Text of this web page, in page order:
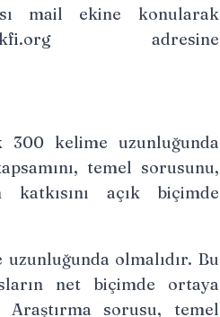
mail ekine konularak
adresine
300 kelime uzunluğunda
temel sorusunu,
katkısını açık biçimde
uzunluğunda olmalıdır. Bu
net biçimde ortaya
Araştırma sorusu, temel